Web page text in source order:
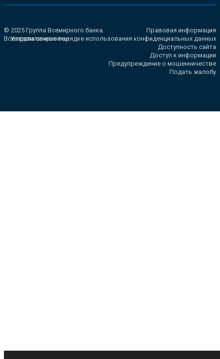
© 2025 Группа Всемирного банка.
Все права сохранены.
Правовая информация
Уведомление о порядке использования конфиденциальных данных
Доступность сайта
Доступ к информации
Предупреждение о мошенничестве
Подать жалобу